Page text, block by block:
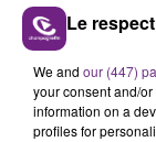
LE
Le
We and our (447)
your consent and/
information on a
profiles for